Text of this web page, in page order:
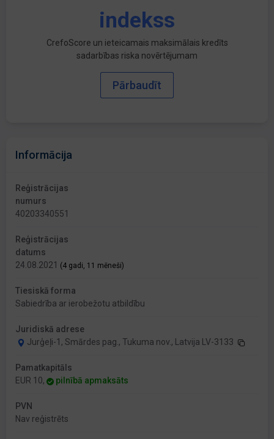
indekss
CrefoScore un ieteicamais maksimālais kredīts
sadarbības riska novērtējumam
Pārbaudīt
Informācija
Reģistrācijas
numurs
40203340551
Reģistrācijas
datums
24.08.2021 (4 gadi, 11 mēneši)
Tiesiskā forma
Sabiedrība ar ierobežotu atbildību
Juridiskā adrese
Jurģeļi-1, Smārdes pag., Tukuma nov., Latvija LV-3133
Pamatkapitāls
EUR 10,
pilnībā apmaksāts
PVN
Nav reģistrēts